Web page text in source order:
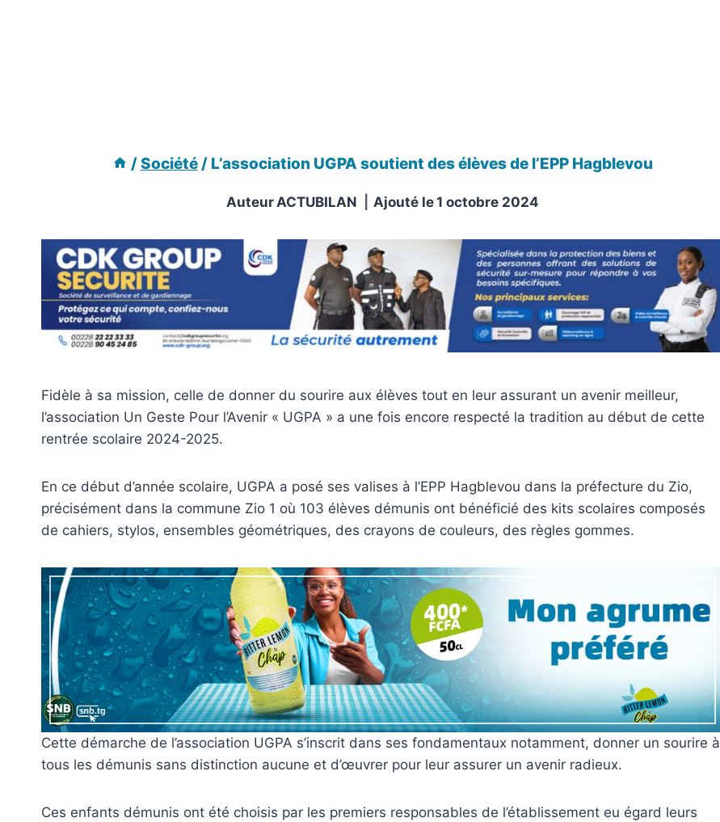
/Société/ L’association UGPA soutient des élèves de l’EPP Hagblevou
AuteurACTUBILAN Ajouté le1 octobre 2024
Fidèle à sa mission, celle de donner du sourire aux élèves tout en leur assurant un avenir meilleur,
l’association Un Geste Pour l’Avenir « UGPA » a une fois encore respecté la tradition au début de cette
rentrée scolaire 2024-2025.
En ce début d’année scolaire, UGPA a posé ses valises à l’EPP Hagblevou dans la préfecture du Zio,
précisément dans la commune Zio 1 où 103 élèves démunis ont bénéficié des kits scolaires composés
de cahiers, stylos, ensembles géométriques, des crayons de couleurs, des règles gommes.
Cette démarche de l’association UGPA s’inscrit dans ses fondamentaux notamment, donner un sourire à
tous les démunis sans distinction aucune et d’œuvrer pour leur assurer un avenir radieux.
Ces enfants démunis ont été choisis par les premiers responsables de l’établissement eu égard leurs